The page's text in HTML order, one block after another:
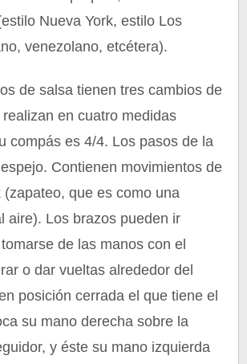
Nueva York, estilo Los
venezolano, etcétera).
de salsa tienen tres cambios de
en cuatro medidas
compás es 4/4. Los pasos de la
Contienen movimientos de
(zapateo, que es como una
aire). Los brazos pueden ir
de las manos con el
o dar vueltas alrededor del
posición cerrada el que tiene el
su mano derecha sobre la
y éste su mano izquierda